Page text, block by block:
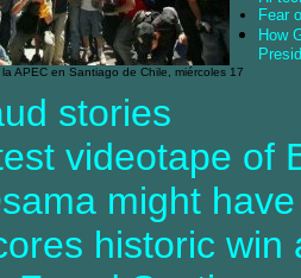
APEC en Santiago de Chile, miércoles 17
Fear
How
stories
videotape of
might
historic